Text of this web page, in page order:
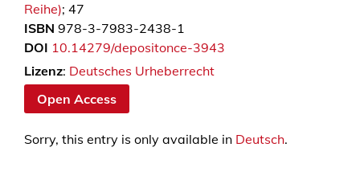
Reihe); 47
ISBN 978-3-7983-2438-1
DOI 10.14279/depositonce-3943
Lizenz: Deutsches Urheberrecht
Open Access
Sorry, this entry is only available in Deutsch.